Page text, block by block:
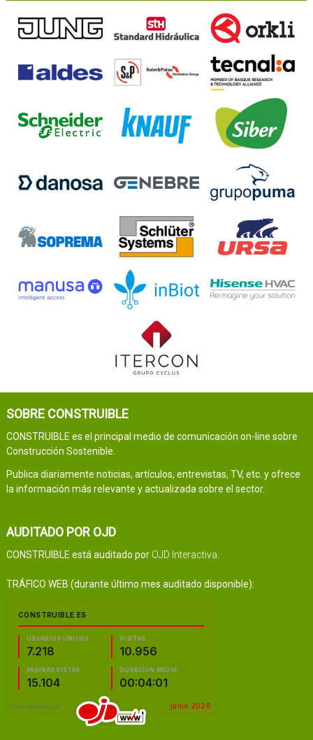
SOBRE CONSTRUIBLE
CONSTRUIBLE es el principal medio de comunicación on-line sobre
Construcción Sostenible.
Publica diariamente noticias, artículos, entrevistas, TV, etc. y ofrece
la información más relevante y actualizada sobre el sector.
AUDITADO POR OJD
CONSTRUIBLE está auditado por OJD Interactiva
TRÁFICO WEB (durante último mes auditado disponible):